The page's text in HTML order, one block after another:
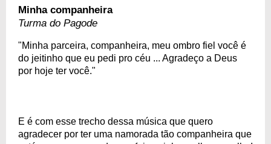
Minha companheira
Turma do Pagode
"Minha parceira, companheira, meu ombro fiel você é
do jeitinho que eu pedi pro céu ... Agradeço a Deus
por hoje ter você."
E é com esse trecho dessa música que quero
agradecer por ter uma namorada tão companheira que